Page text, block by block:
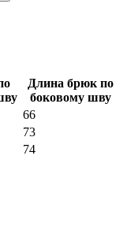
Длина брюк по
боковому шву
66
73
74